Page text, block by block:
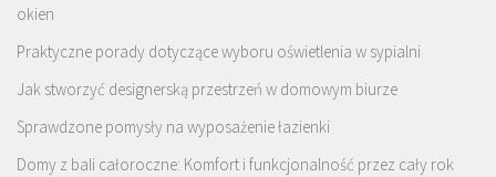
okien
Praktyczne porady dotyczące wyboru oświetlenia w sypialni
Jak stworzyć designerską przestrzeń w domowym biurze
Sprawdzone pomysły na wyposażenie łazienki
Domy z bali całoroczne: Komfort i funkcjonalność przez cały rok